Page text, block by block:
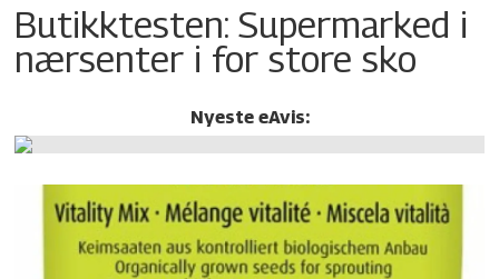
Butikktesten: Supermarked i
nærsenter i for store sko
Nyeste eAvis: